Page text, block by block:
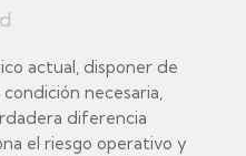
actual, disponer de
necesaria,
diferencia
el riesgo operativo y